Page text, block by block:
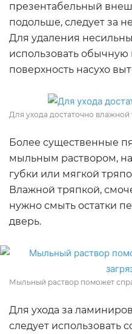
презентабельный
подольше, следует за
Для удаления
использовать обычную
поверхность насухо
Для ухода достаточно влажной
Более существенные
мыльным раствором,
губки или мягкой
Влажной тряпкой,
нужно смыть остатки
дверь.
Мыльный раствор поможет
Для ухода за
следует использовать